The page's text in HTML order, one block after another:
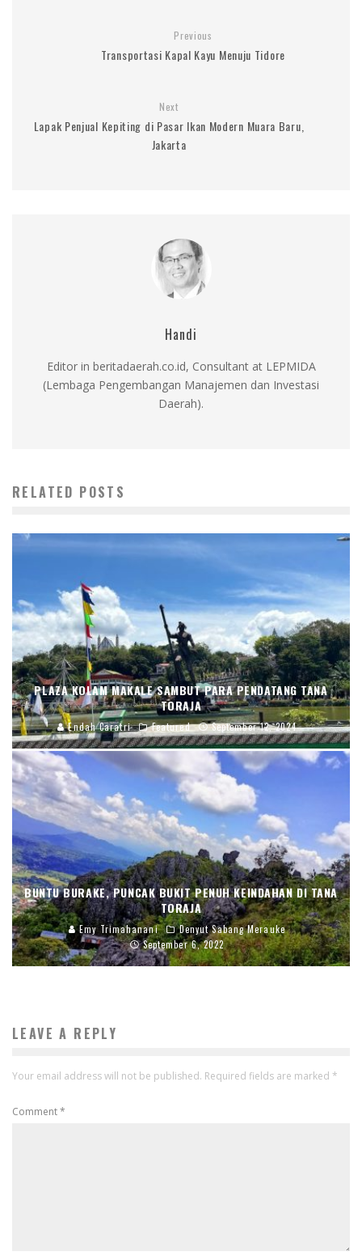
Previous
Transportasi Kapal Kayu Menuju Tidore
Next
Lapak Penjual Kepiting di Pasar Ikan Modern Muara Baru,
Jakarta
Handi
Editor in beritadaerah.co.id, Consultant at LEPMIDA
(Lembaga Pengembangan Manajemen dan Investasi
Daerah).
RELATED POSTS
PLAZA KOLAM MAKALE SAMBUT PARA PENDATANG TANA
TORAJA
Endah Caratri Featured September 12, 2024
BUNTU BURAKE, PUNCAK BUKIT PENUH KEINDAHAN DI TANA
TORAJA
Emy Trimahanani
Denyut Sabang Merauke
September 6, 2022
LEAVE A REPLY
Your email address will not be published. Required fields are marked *
Comment*